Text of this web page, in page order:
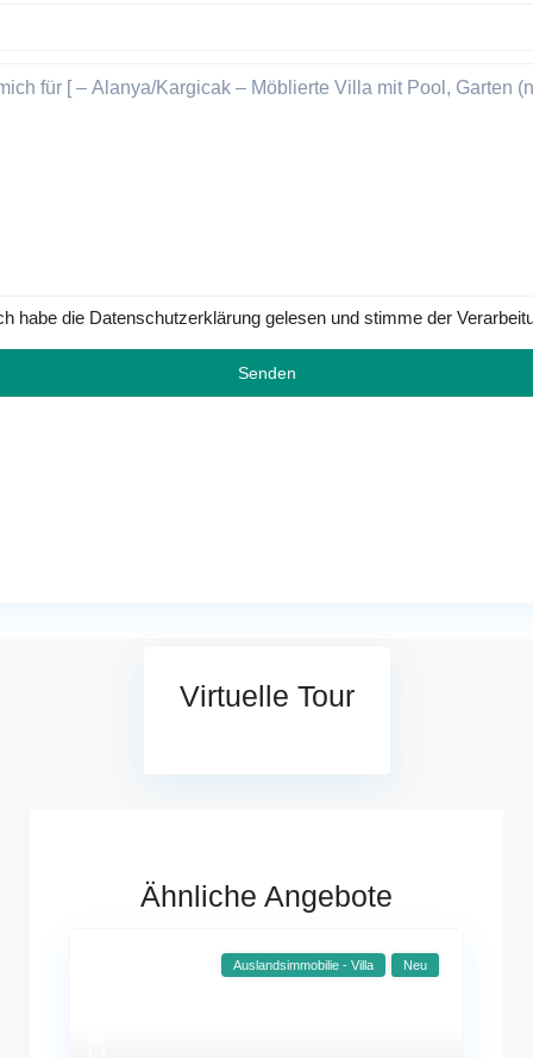
habe die Datenschutzerklärung gelesen und stimme der
Virtuelle Tour
Ähnliche Angebote
Auslandsimmobilie - Villa Neu